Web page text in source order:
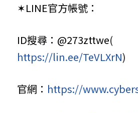
✶LINE官方帳號：
ID搜尋： @273zttwe
https://lin.ee/TeVLXrN)
官網： https://